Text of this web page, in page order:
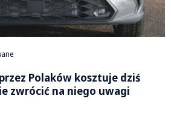
Polaków kosztuje dziś
zwrócić na niego uwagi